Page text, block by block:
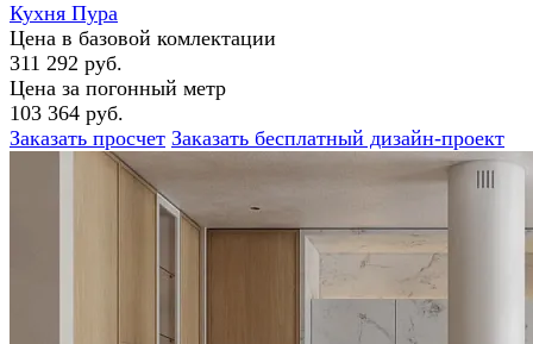
Кухня Пура
Цена в базовой комлектации
311 292 руб.
Цена за погонный метр
103 364 руб.
Заказать просчет Заказать бесплатный дизайн-проект